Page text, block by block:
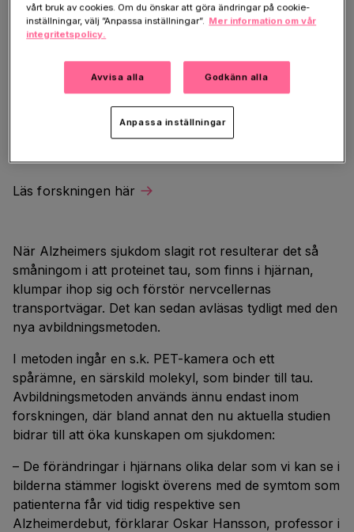
Tror på klartecken för kliniskt
studier av ett 60-tal Alzheimerpatienter vid Skånes
universitetssjukhus samt en kontrollgrupp bestående
av 30 kognitivt friska personer.
Läs forskningen här
När Alzheimers sjukdom slagit rot resulterar det så
småningom i att proteinet tau, som finns i hjärnan,
klumpar ihop sig och förstör nervcellernas
transportvägar. Det kan sedan avläsas tydligt med den
nya avbildningsmetoden.
I metoden ingår en s.k. PET-kamera och ett
spårämne, en särskild molekyl, som binder till tau.
Avbildningsmetoden används ännu endast inom
forskningen, där bland annat den nu aktuella studien
bidrar till att öka kunskapen om sjukdomen:
– De förändringar i hjärnans olika delar som vi kan se i
bilderna stämmer logiskt överens med de symtom som
patienterna får vid tidig respektive sen
Alzheimerdebut, förklarar Oskar Hansson, professor i
vårt bruk av cookies. Om du önskar att göra ändringar på cookie-
inställningar, välj ”Anpassa inställningar”. Mer information om vår
integritetspolicy.
Avvisa alla Godkänn alla
Anpassa inställningar